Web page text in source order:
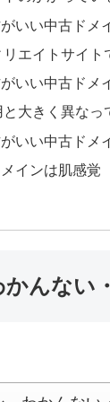
いい中古ド
エイトサイ
いい中古ド
大きく異な
いい中古ドメ
インは肌感覚
んない